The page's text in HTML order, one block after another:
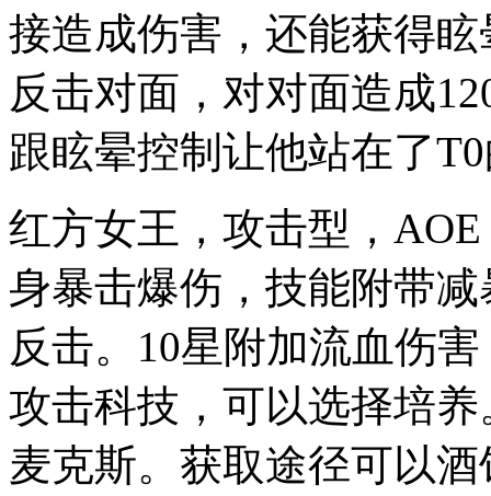
接造成伤害，还能获得
反击对面，对对面造成
跟眩晕控制让他站在了
红方女王，攻击型，
身暴击爆伤，技能附带
反击。10星附加流血伤
攻击科技，可以选择培
麦克斯。获取途径可以